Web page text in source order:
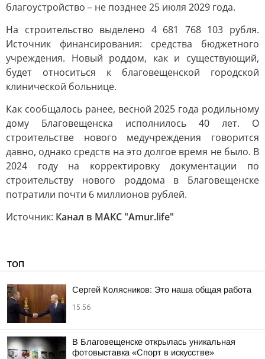
благоустройство – не позднее 25 июля 2029 года.
На строительство выделено 4 681 768 103 рубля.
Источник финансирования: средства бюджетного
учреждения. Новый роддом, как и существующий,
будет относиться к благовещенской городской
клинической больнице.
Как сообщалось ранее, весной 2025 года родильному
дому Благовещенска исполнилось 40 лет. О
строительстве нового медучреждения говорится
давно, однако средств на это долгое время не было. В
2024 году на корректировку документации по
строительству нового роддома в Благовещенске
потратили почти 6 миллионов рублей.
Источник: Канал в МАКС "Аmur.life"
ТОП
Сергей Колясников: Это наша общая работа
15:56
В Благовещенске открылась уникальная
фотовыставка «Спорт в искусстве»